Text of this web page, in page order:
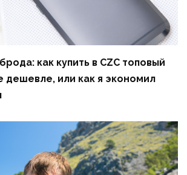
как купить в CZC топовый
дешевле, или как я экономил